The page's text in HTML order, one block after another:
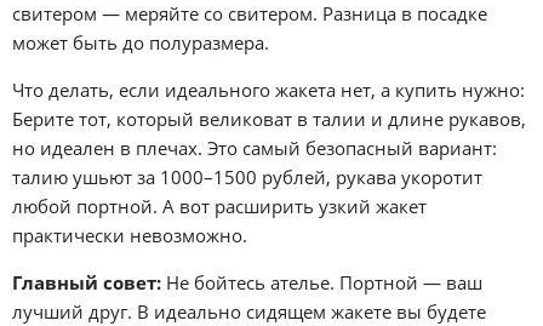
свитером — меряйте со свитером. Разница в посадке
может быть до полуразмера.
Что делать, если идеального жакета нет, а купить нужно:
Берите тот, который великоват в талии и длине рукавов,
но идеален в плечах. Это самый безопасный вариант:
талию ушьют за 1000–1500 рублей, рукава укоротит
любой портной. А вот расширить узкий жакет
практически невозможно.
Главный совет: Не бойтесь ателье. Портной — ваш
лучший друг. В идеально сидящем жакете вы будете